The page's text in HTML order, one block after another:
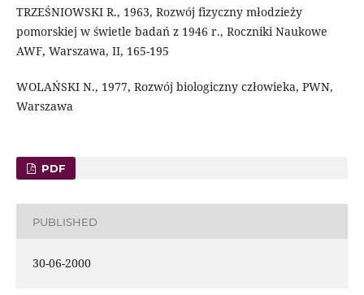
TRZEŚNIOWSKI R., 1963, Rozwój fizyczny młodzieży
pomorskiej w świetle badań z 1946 r., Roczniki Naukowe
AWF, Warszawa, II, 165-195
WOLAŃSKI N., 1977, Rozwój biologiczny człowieka, PWN,
Warszawa
PDF
PUBLISHED
30-06-2000